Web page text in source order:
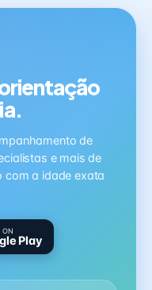
de
e mais de
a idade exata
ON
Play